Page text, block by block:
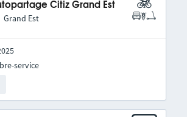
Citiz Grand Est
Grand Est
service